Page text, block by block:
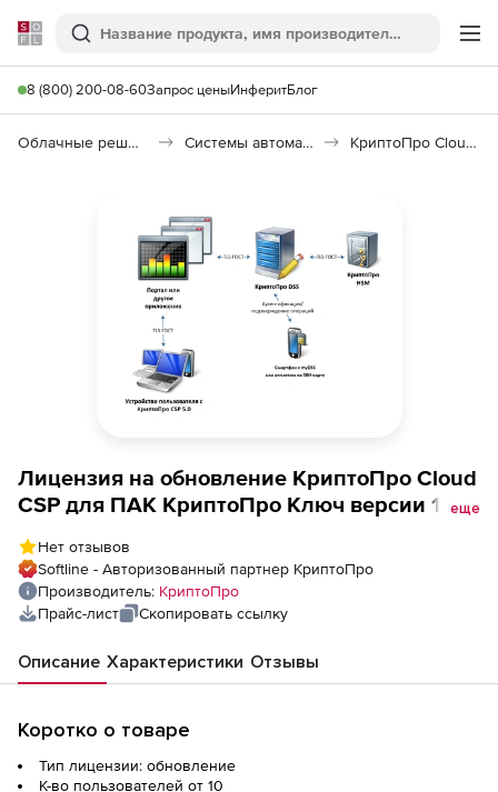
Softline
Поиск
8 (800) 200-08-60Запрос ценыИнферитБлог
Облачные решения (SaaS) Системы автоматизации (SaaS) КриптоПро Cloud CSP
Лицензия на обновление КриптоПро Cloud
CSP для ПАК КриптоПро Ключ версии 1.0,еще
Нет отзывов
Softline - Авторизованный партнер КриптоПро
Производитель: КриптоПро
Прайс-лист
Скопировать ссылку
Описание Характеристики Отзывы
Коротко о товаре
Тип лицензии: обновление
К-во пользователей от 10